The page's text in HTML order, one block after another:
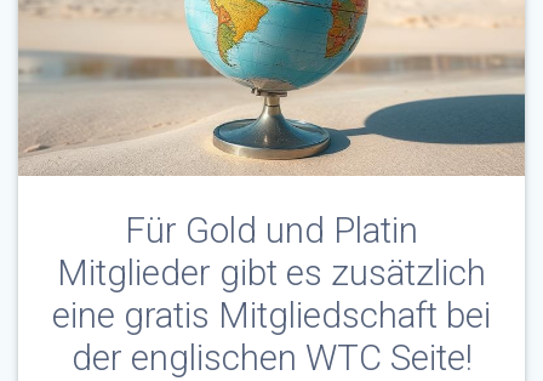
Für Gold und Platin
Mitglieder gibt es zusätzlich
eine gratis Mitgliedschaft bei
der englischen WTC Seite!